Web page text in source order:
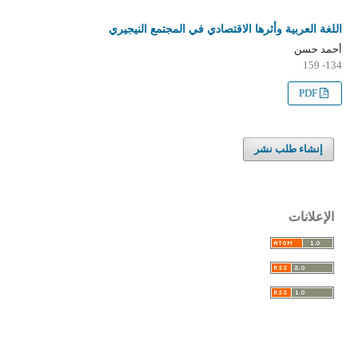
اللغة العربية وأثرها الاقتصادي في المجتمع النيجيري
أحمد حسن
134- 159
PDF
إنشاء طلب نشر
الإعلانات